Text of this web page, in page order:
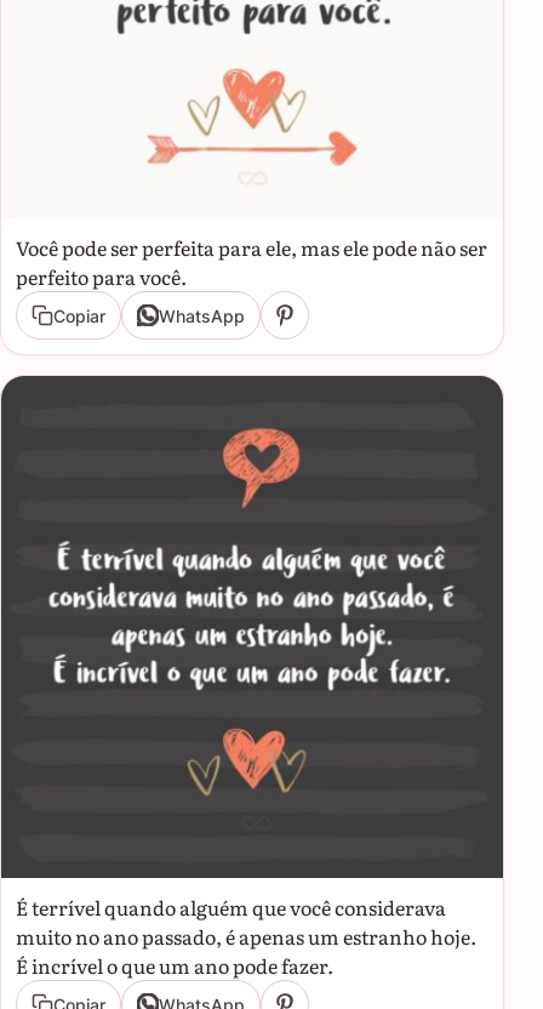
Você pode ser perfeita para ele, mas ele pode não ser
perfeito para você.
Copiar WhatsApp
É terrível quando alguém que você considerava
muito no ano passado, é apenas um estranho hoje.
É incrível o que um ano pode fazer.
Copiar WhatsApp